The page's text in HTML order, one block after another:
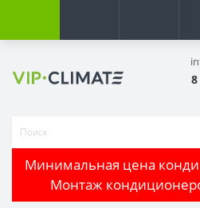
Минимальная цена
Монтаж